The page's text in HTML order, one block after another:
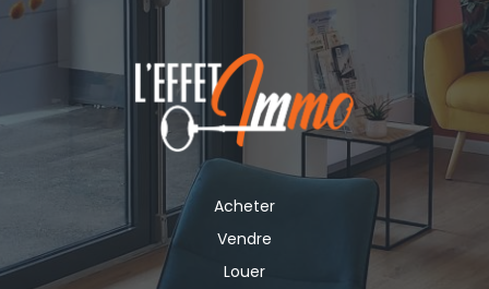
Acheter
Vendre
Louer